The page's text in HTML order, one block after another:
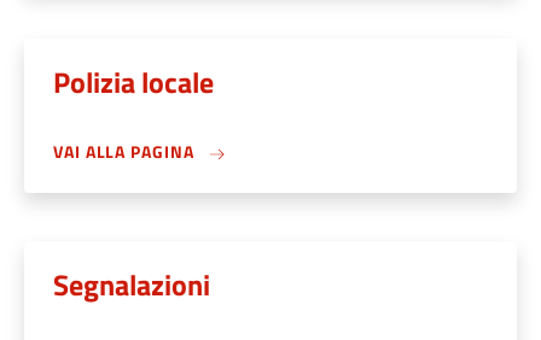
Polizia locale
VAI ALLA PAGINA
Segnalazioni